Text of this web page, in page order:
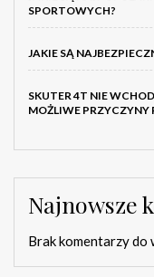
SPORTOWYCH?
JAKIE SĄ
SKUTER 4T NIE
MOŻLIWE PRZYCZYNY
Najnowsze
Brak komentarzy do